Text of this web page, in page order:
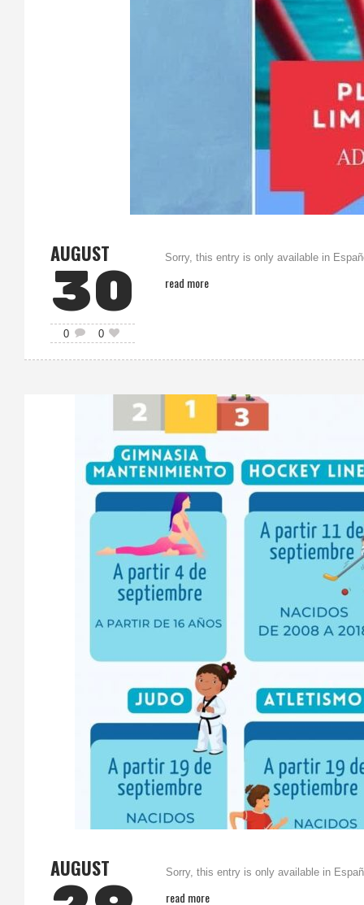
AUGUST
30
0 0
Sorry, this entry is only available in
read more
AUGUST Sorry, this entry is only available in
read more